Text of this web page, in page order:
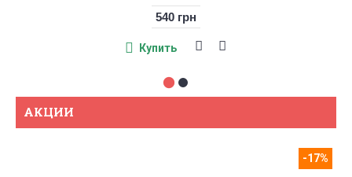
540 грн
Купить
АКЦИИ
-17%